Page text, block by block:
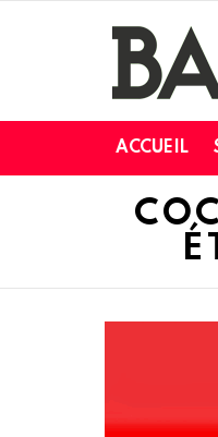
ACCUEIL